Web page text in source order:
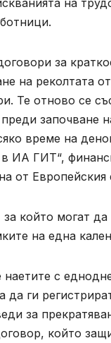
за
на реколтата
Те отново се
започване
време на
ИА ГИТ“,
от
който могат
на една
с
да ги
за
който